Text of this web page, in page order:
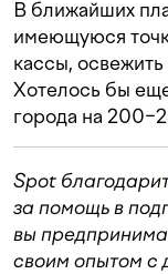
В ближайших
имеющуюся
кассы,
Хотелось бы
города на
Spot
за помощь в
вы
своим опытом с